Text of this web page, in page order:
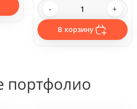
- +
В корзину
портфолио